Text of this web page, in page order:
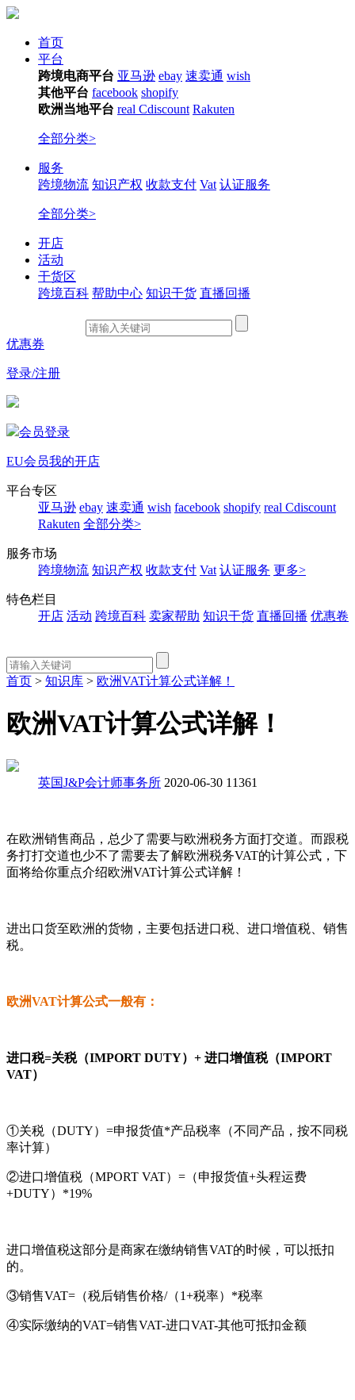
首页
平台
跨境电商平台 亚马逊 ebay 速卖通 wish
其他平台 facebook shopify
欧洲当地平台 real Cdiscount Rakuten
全部分类>
服务
跨境物流 知识产权 收款支付 Vat 认证服务
全部分类>
开店
活动
干货区
跨境百科 帮助中心 知识干货 直播回播
优惠券
登录/注册
会员登录
EU会员我的开店
平台专区
亚马逊 ebay 速卖通 wish facebook shopify real Cdiscount
Rakuten 全部分类>
服务市场
跨境物流 知识产权 收款支付 Vat 认证服务 更多>
特色栏目
开店 活动 跨境百科 卖家帮助 知识干货 直播回播 优惠卷
首页 > 知识库 > 欧洲VAT计算公式详解！
欧洲VAT计算公式详解！
英国J&P会计师事务所 2020-06-30 11361
在欧洲销售商品，总少了需要与欧洲税务方面打交道。而跟税
务打打交道也少不了需要去了解欧洲税务VAT的计算公式，下
面将给你重点介绍欧洲VAT计算公式详解！
进出口货至欧洲的货物，主要包括进口税、进口增值税、销售
税。
欧洲VAT计算公式一般有：
进口税=关税（IMPORT DUTY）+ 进口增值税（IMPORT
VAT）
①关税（DUTY）=申报货值*产品税率（不同产品，按不同税
率计算）
②进口增值税（MPORT VAT）=（申报货值+头程运费
+DUTY）*19%
进口增值税这部分是商家在缴纳销售VAT的时候，可以抵扣
的。
③销售VAT=（税后销售价格/（1+税率）*税率
④实际缴纳的VAT=销售VAT-进口VAT-其他可抵扣金额